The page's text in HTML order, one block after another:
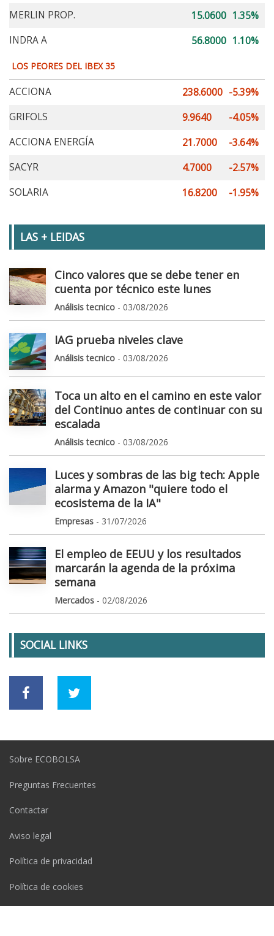
MERLIN PROP.
15.0600 1.35%
INDRA A
56.8000 1.10%
LOS PEORES DEL IBEX 35
ACCIONA 238.6000 -5.39%
GRIFOLS
9.9640
-4.05%
ACCIONA ENERGÍA
21.7000
-3.64%
SACYR
4.7000
-2.57%
SOLARIA
16.8200 -1.95%
LAS + LEIDAS
Cinco valores que se debe tener en
cuenta por técnico este lunes
Análisis tecnico - 03/08/2026
IAG prueba niveles clave
Análisis tecnico - 03/08/2026
Toca un alto en el camino en este valor
del Continuo antes de continuar con su
escalada
Análisis tecnico - 03/08/2026
Luces y sombras de las big tech: Apple
alarma y Amazon "quiere todo el
ecosistema de la IA"
Empresas - 31/07/2026
El empleo de EEUU y los resultados
marcarán la agenda de la próxima
semana
Mercados - 02/08/2026
SOCIAL LINKS
Sobre ECOBOLSA
Preguntas Frecuentes
Contactar
Aviso legal
Política de privacidad
Política de cookies